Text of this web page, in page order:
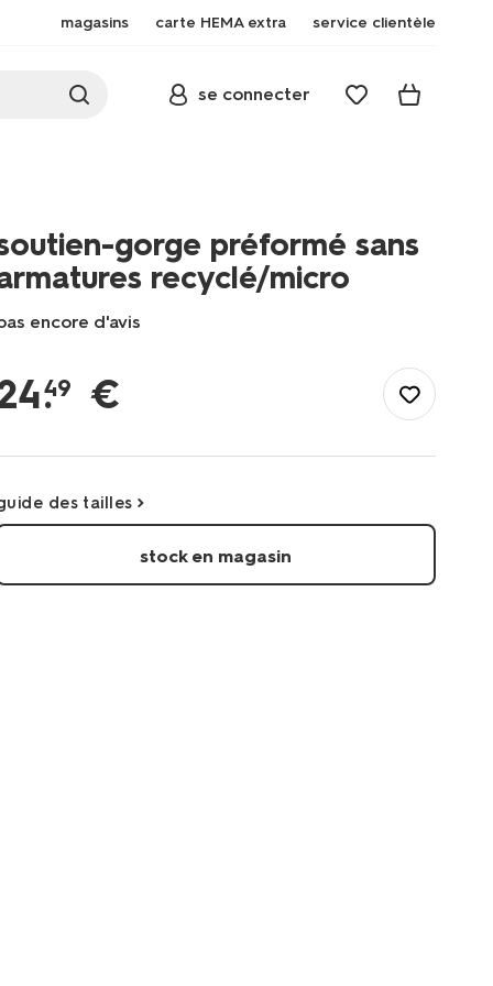
magasins carte HEMA extra service clientèle
se connecter
gorge préformé sans
recyclé/micro
encore d'avis
lingerie/soutiens-
.
49 €
des tailles
stock en magasin